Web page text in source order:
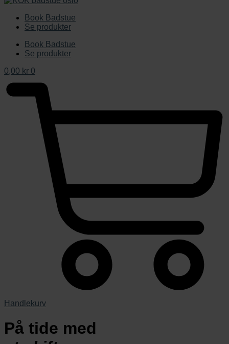
Book Badstue
Se produkter
Book Badstue
Se produkter
0,00 kr 0
Handlekurv
På tide med